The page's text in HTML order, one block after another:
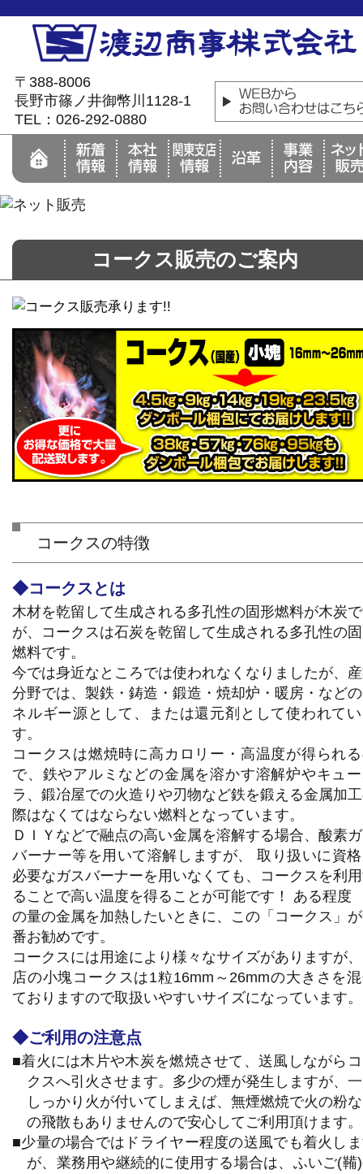
〒388-8006
長野市篠ノ井御幣川1128-1
TEL：026-292-0880
コークス販売のご案内
コークスの特徴
◆コークスとは
木材を乾留して生成される多孔性の固形燃料が木炭
が、コークスは石炭を乾留して生成される多孔性の
燃料です。
今では身近なところでは使われなくなりましたが、
分野では、製鉄・鋳造・鍛造・焼却炉・暖房・など
ネルギー源として、または還元剤として使われて
す。
コークスは燃焼時に高カロリー・高温度が得られ
で、鉄やアルミなどの金属を溶かす溶解炉やキュ
ラ、鍛冶屋での火造りや刃物など鉄を鍛える金属加
際はなくてはならない燃料となっています。
ＤＩＹなどで融点の高い金属を溶解する場合、酸素
バーナー等を用いて溶解しますが、 取り扱いに資
必要なガスバーナーを用いなくても、コークスを利
ることで高い温度を得ることが可能です！ ある程度
の量の金属を加熱したいときに、この「コークス」
番お勧めです。
コークスには用途により様々なサイズがありますが
店の小塊コークスは1粒16mm～26mmの大きさを
ておりますので取扱いやすいサイズになっています。
◆ご利用の注意点
■着火には木片や木炭を燃焼させて、送風しながら
クスへ引火させます。多少の煙が発生しますが、
しっかり火が付いてしまえば、無煙燃焼で火の粉
の飛散もありませんので安心してご利用頂けます。
■少量の場合ではドライヤー程度の送風でも着火し
が、業務用や継続的に使用する場合は、ふいご(鞴